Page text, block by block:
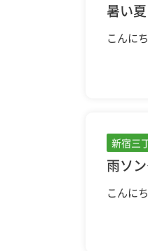
暑い
こんに
新宿三
雨ソ
こんに